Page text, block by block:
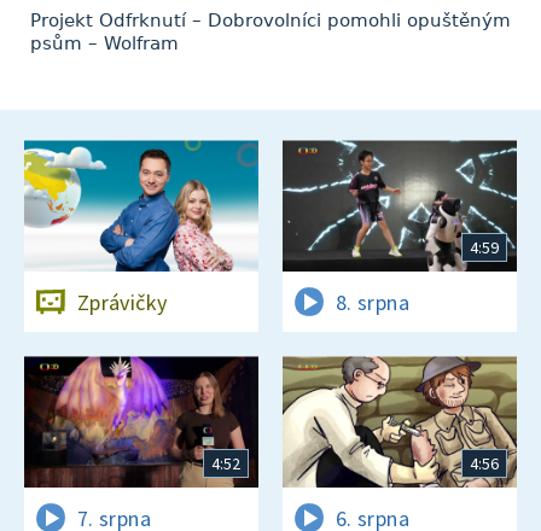
Projekt Odfrknutí – Dobrovolníci pomohli opuštěným
psům – Wolfram
Zprávičky
4:59
8. srpna
4:52
7. srpna
4:56
6. srpna